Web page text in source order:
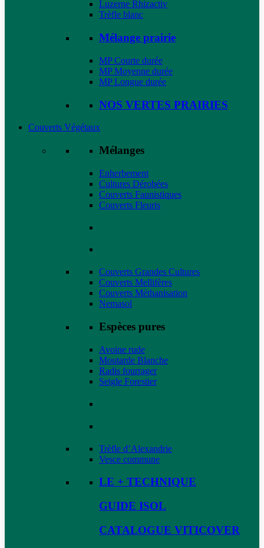
Luzerne Rhizactiv
Trèfle blanc
Mélange prairie
MP Courte durée
MP Moyenne durée
MP Longue durée
NOS VERTES PRAIRIES
Couverts Végétaux
Mélanges
Enherbement
Cultures Dérobées
Couverts Faunistiques
Couverts Fleuris
Couverts Grandes Cultures
Couverts Mellifères
Couverts Méthanisation
Nemasol
Espèces pures
Avoine rude
Moutarde Blanche
Radis fourrager
Seigle Forestier
Trèfle d’Alexandrie
Vesce commune
LE + TECHNIQUE
GUIDE ISOL
CATALOGUE VITICOVER